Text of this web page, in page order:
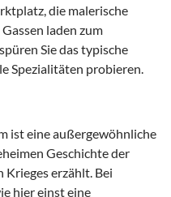
die malerische
laden zum
Sie das typische
Spezialitäten probieren.
ist eine außergewöhnliche
Geschichte der
Krieges erzählt. Bei
hier einst eine